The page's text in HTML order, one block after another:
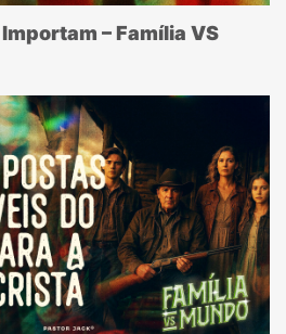
– Família VS